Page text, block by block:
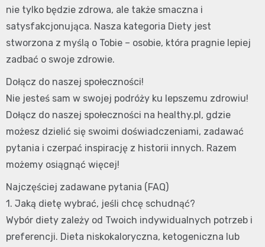
nie tylko będzie zdrowa, ale także smaczna i
satysfakcjonująca. Nasza kategoria Diety jest
stworzona z myślą o Tobie – osobie, która pragnie lepiej
zadbać o swoje zdrowie.
Dołącz do naszej społeczności!
Nie jesteś sam w swojej podróży ku lepszemu zdrowiu!
Dołącz do naszej społeczności na healthy.pl, gdzie
możesz dzielić się swoimi doświadczeniami, zadawać
pytania i czerpać inspirację z historii innych. Razem
możemy osiągnąć więcej!
Najczęściej zadawane pytania (FAQ)
1. Jaką dietę wybrać, jeśli chcę schudnąć?
Wybór diety zależy od Twoich indywidualnych potrzeb i
preferencji. Dieta niskokaloryczna, ketogeniczna lub